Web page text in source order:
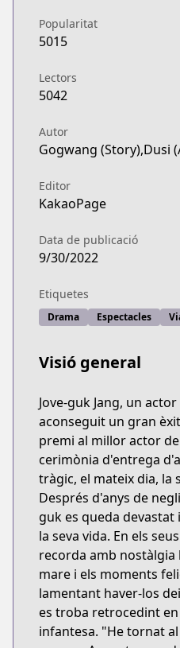
Popularitat
5015
Lectors
5042
Autor
Gogwang (Story),Dusi
Editor
KakaoPage
Data de publicació
9/30/2022
Etiquetes
Drama Espectacles
Visió general
Jove-guk Jang, un
aconseguit un gran
premi al millor actor
cerimònia d'entrega
tràgic, el mateix dia, la
Després d'anys de
guk es queda devastat
la seva vida. En els
recorda amb nostàlgia
mare i els moments
lamentant haver-los
es troba retrocedint
infantesa. "He tornat